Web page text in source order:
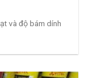
và độ bám dính